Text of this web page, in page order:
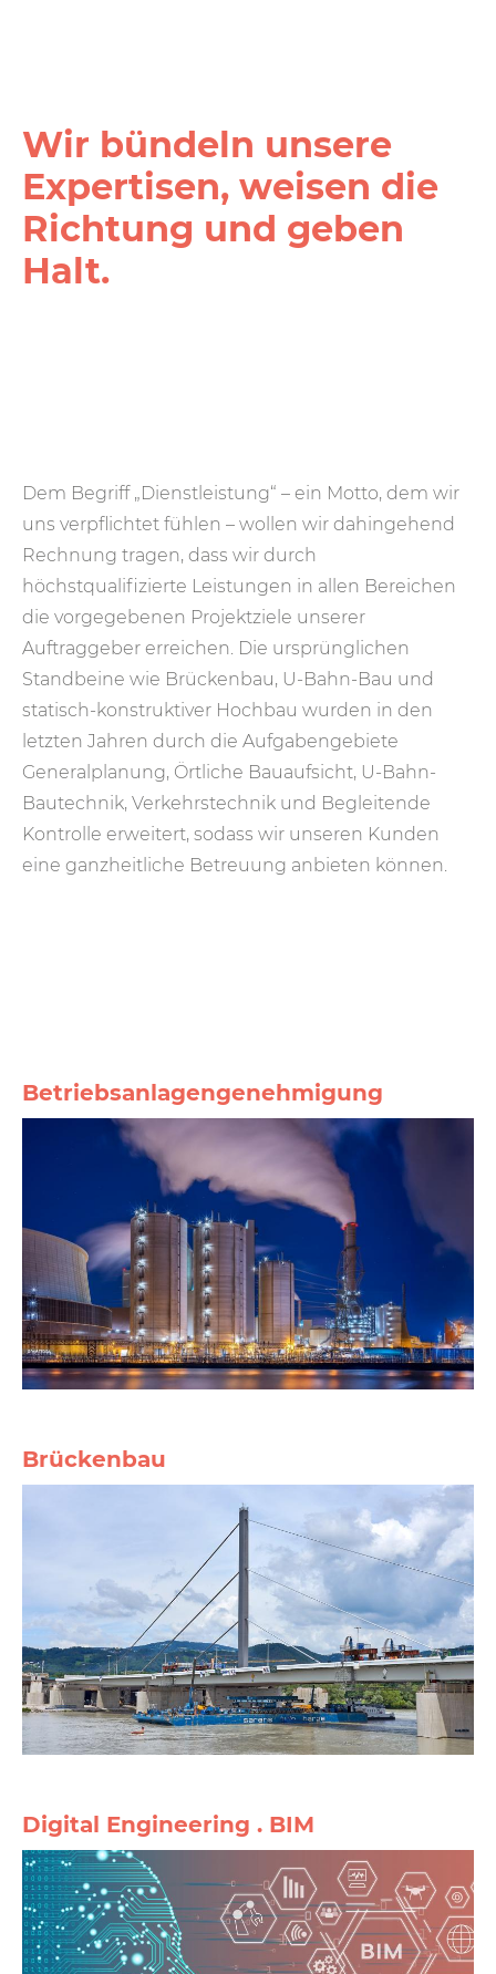
Wir bündeln unsere
Expertisen, weisen die
Richtung und geben
Halt.
Dem Begriff „Dienstleistung“ – ein Motto, dem wir
uns verpflichtet fühlen – wollen wir dahingehend
Rechnung tragen, dass wir durch
höchstqualifizierte Leistungen in allen Bereichen
die vorgegebenen Projektziele unserer
Auftraggeber erreichen. Die ursprünglichen
Standbeine wie Brückenbau, U-Bahn-Bau und
statisch-konstruktiver Hochbau wurden in den
letzten Jahren durch die Aufgabengebiete
Generalplanung, Örtliche Bauaufsicht, U-Bahn-
Bautechnik, Verkehrstechnik und Begleitende
Kontrolle erweitert, sodass wir unseren Kunden
eine ganzheitliche Betreuung anbieten können.
Betriebsanlagengenehmigung
Brückenbau
Digital Engineering . BIM